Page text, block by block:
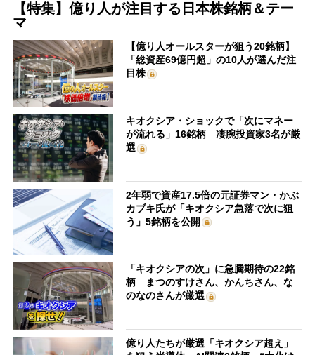
【特集】億り人が注目する日本株銘柄＆テー
マ
【億り人オールスターが狙う20銘柄】
「総資産69億円超」の10人が選んだ注
目株
キオクシア・ショックで「次にマネー
が流れる」16銘柄 凄腕投資家3名が厳
選
2年弱で資産17.5倍の元証券マン・かぶ
カブキ氏が「キオクシア急落で次に狙
う」5銘柄を公開
「キオクシアの次」に急騰期待の22銘
柄 まつのすけさん、かんちさん、な
のなのさんが厳選
億り人たちが厳選「キオクシア超え」